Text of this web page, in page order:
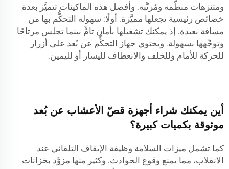
ومتنزهات منظَّمة ومُرتَّبة. وأفضل هذه الماكينات تتميَّز بعدة
خصائص رئيسية تجعلها مميَّزة. أولًا: سهولة التحكُّم بها من
مسافة بعيدة. إذ يمكنك تشغيلها بأمانٍ تامٍّ بينما تجلس مرتاحًا
وتوجِّهها بسهولة. ويحتوي جهاز التحكُّم عن بُعد على أزرار
للحركة للأمام وللخلف والانعطاف لليسار أو لليمين.
أين يمكنك شراء أجهزة قصّ الأعشاب عن بُعد
موثوقة بكميات كبيرة؟
كما تشمل ميزات السلامة وظيفة الإيقاف التلقائي عند
الانقلاب، مما يمنع وقوع الحوادث. وكثير منها مزوَّد بخزانات